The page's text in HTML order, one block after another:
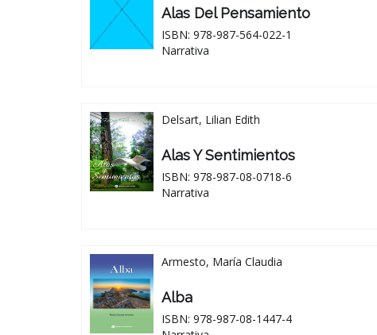
Alas Del Pensamiento
ISBN: 978-987-564-022-1
Narrativa
Delsart, Lilian Edith
Alas Y Sentimientos
ISBN: 978-987-08-0718-6
Narrativa
Armesto, María Claudia
Alba
ISBN: 978-987-08-1447-4